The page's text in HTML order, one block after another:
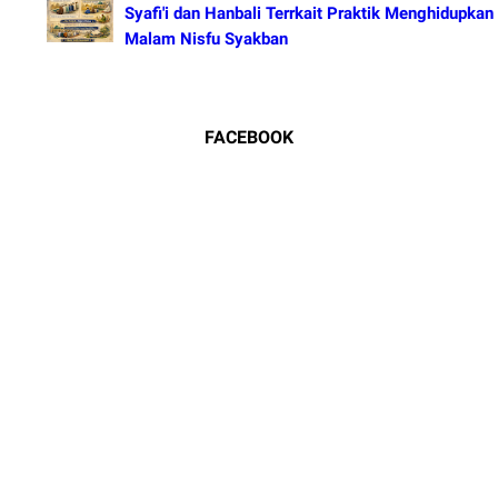
Syafi'i dan Hanbali Terrkait Praktik Menghidupkan
Malam Nisfu Syakban
FACEBOOK